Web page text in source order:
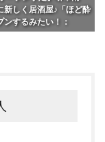
新しく居酒屋♪「ほど酔
ンするみたい！：